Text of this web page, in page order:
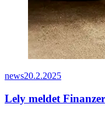
news20.2.2025
Lely meldet